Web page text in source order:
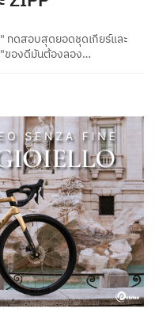
ทดสอบสุดยอดชุดเกียร์และ
"ของดีมันต้องลอง…